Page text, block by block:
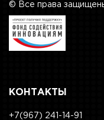
© Все права
КОНТАКТЫ
+7(967) 241-14-91